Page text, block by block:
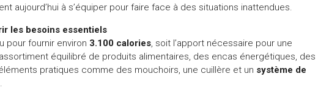
aujourd’hui à s’équiper pour faire face à des situations inattendues.
les besoins essentiels
pour fournir environ 3.100 calories, soit l’apport nécessaire pour une
équilibré de produits alimentaires, des encas énergétiques, des
pratiques comme des mouchoirs, une cuillère et un système de
.